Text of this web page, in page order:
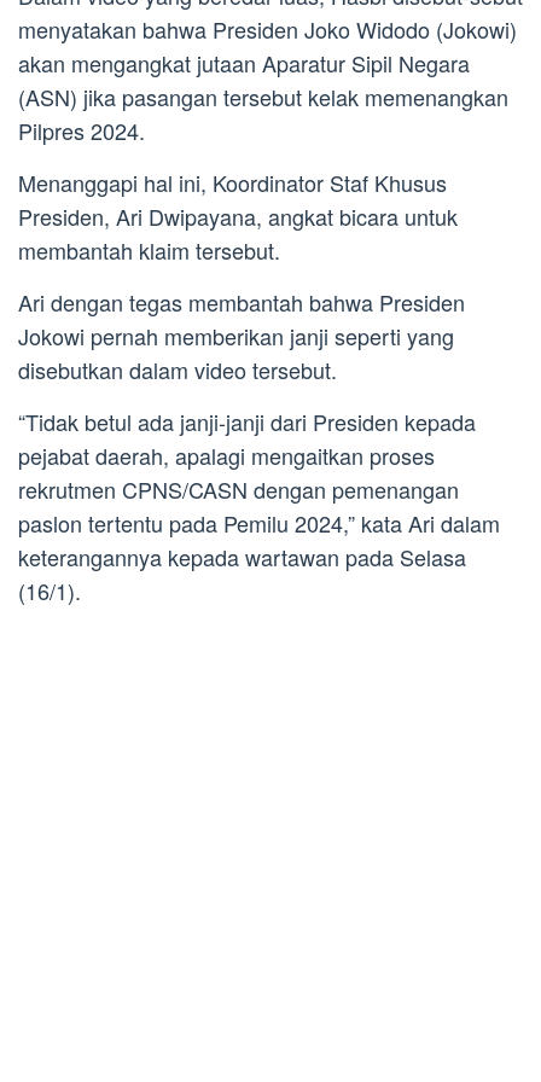
menyatakan bahwa Presiden Joko Widodo (Jokowi)
akan mengangkat jutaan Aparatur Sipil Negara
(ASN) jika pasangan tersebut kelak memenangkan
Pilpres 2024.
Menanggapi hal ini, Koordinator Staf Khusus
Presiden, Ari Dwipayana, angkat bicara untuk
membantah klaim tersebut.
Ari dengan tegas membantah bahwa Presiden
Jokowi pernah memberikan janji seperti yang
disebutkan dalam video tersebut.
“Tidak betul ada janji-janji dari Presiden kepada
pejabat daerah, apalagi mengaitkan proses
rekrutmen CPNS/CASN dengan pemenangan
paslon tertentu pada Pemilu 2024,” kata Ari dalam
keterangannya kepada wartawan pada Selasa
(16/1).